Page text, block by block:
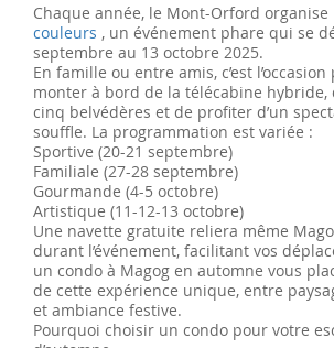
Chaque année, le Mont-Orford organise
couleurs , un événement phare qui se
septembre au 13 octobre 2025.
En famille ou entre amis, c’est
monter à bord de la télécabine hybride,
cinq belvédères et de profiter d’un
souffle. La programmation est variée :
Sportive (20-21 septembre)
Familiale (27-28 septembre)
Gourmande (4-5 octobre)
Artistique (11-12-13 octobre)
Une navette gratuite reliera même
durant l’événement, facilitant vos
un condo à Magog en automne vous
de cette expérience unique, entre
et ambiance festive.
Pourquoi choisir un condo pour votre